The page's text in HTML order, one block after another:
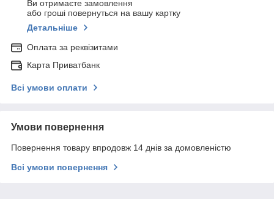
Ви отримаєте замовлення
або гроші повернуться на вашу картку
Детальніше
Оплата за реквізитами
Карта Приватбанк
Всі умови оплати
Умови повернення
Повернення товару впродовж 14 днів за домовленістю
Всі умови повернення